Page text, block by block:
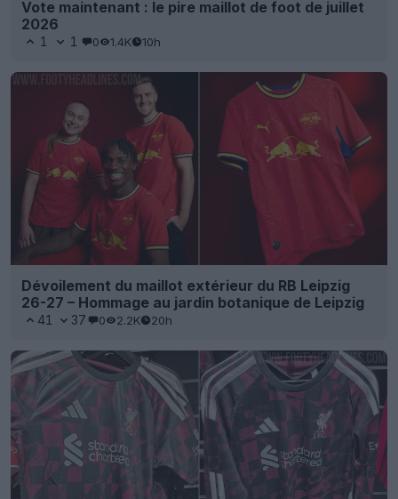
Vote maintenant : le pire maillot de foot de juillet
2026
1 1 0 1.4K 10h
Dévoilement du maillot extérieur du RB Leipzig
26-27 – Hommage au jardin botanique de Leipzig
41 37 0 2.2K 20h